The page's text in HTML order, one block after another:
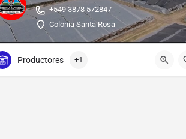
+549 3878 572847
Colonia Santa Rosa
Productores +1